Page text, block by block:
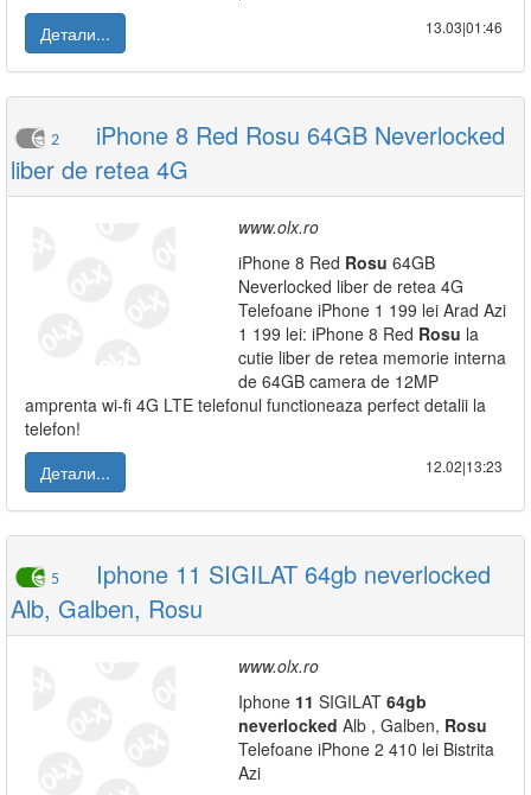
Детали...
13.03|01:46
2
iPhone 8 Red Rosu 64GB Neverlocked
liber de retea 4G
www.olx.ro
iPhone 8 Red Rosu 64GB
Neverlocked liber de retea 4G
Telefoane iPhone 1 199 lei Arad Azi
1 199 lei: iPhone 8 Red Rosu la
cutie liber de retea memorie interna
de 64GB camera de 12MP
amprenta wi-fi 4G LTE telefonul functioneaza perfect detalii la
telefon!
Детали...
12.02|13:23
5
Iphone 11 SIGILAT 64gb neverlocked
Alb, Galben, Rosu
www.olx.ro
Iphone 11 SIGILAT 64gb
neverlocked Alb , Galben, Rosu
Telefoane iPhone 2 410 lei Bistrita
Azi